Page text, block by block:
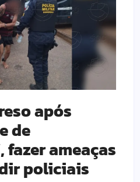
após
de
fazer ameaças
policiais